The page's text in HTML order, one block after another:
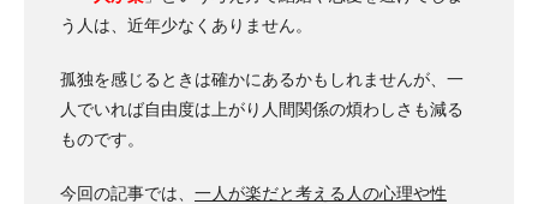
う人は、近年少なくありません。
孤独を感じるときは確かにあるかもしれませんが、一
人でいれば自由度は上がり人間関係の煩わしさも減る
ものです。
今回の記事では、 一人が楽だと考える人の心理や性